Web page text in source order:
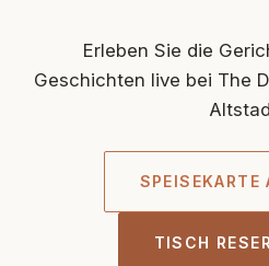
Erleben Sie die
Geschichten live bei The
SPEISEKARTE
TISCH